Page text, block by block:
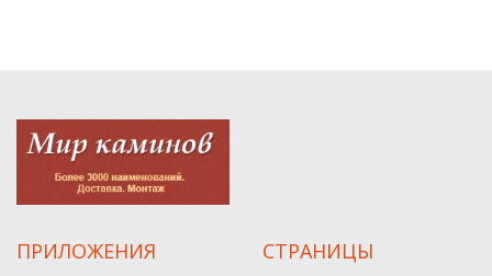
ПРИЛОЖЕНИЯ СТРАНИЦЫ